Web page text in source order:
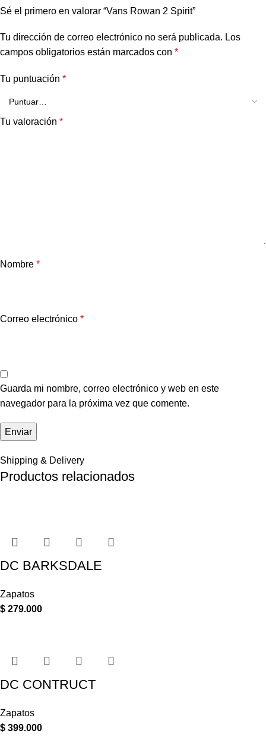
Sé el primero en valorar “Vans Rowan 2 Spirit”
Tu dirección de correo electrónico no será publicada. Los
campos obligatorios están marcados con *
Tu puntuación *
Tu valoración *
Nombre *
Correo electrónico *
Guarda mi nombre, correo electrónico y web en este
navegador para la próxima vez que comente.
Shipping & Delivery
Productos relacionados
DC BARKSDALE
Zapatos
$ 279.000
DC CONTRUCT
Zapatos
$ 399.000